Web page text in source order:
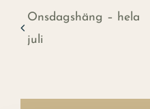
Onsdagshäng – hela
juli